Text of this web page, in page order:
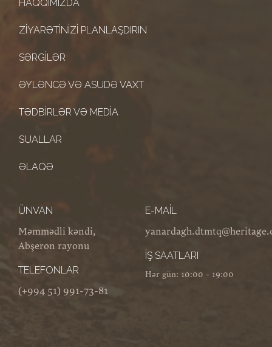
HAQQIMIZDA
ZIYARƏTINIZI PLANLAŞDIRIN
SƏRGILƏR
ƏYLƏNCƏ VƏ ASUDƏ VAXT
TƏDBIRLƏR VƏ MEDIA
SUALLAR
ƏLAQƏ
ÜNVAN
Məmmədli kəndi,
Abşeron rayonu
TELEFONLAR
(+994 51) 991-73-81
E-MAIL
İŞ SAATLARI
Hər gün: 10:00 - 19:00